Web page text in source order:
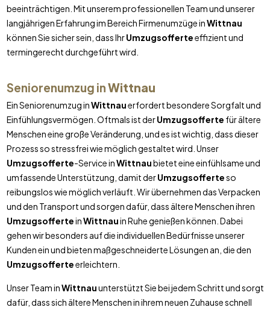
beeinträchtigen. Mit unserem professionellen Team und unserer
langjährigen Erfahrung im Bereich Firmenumzüge inWittnau
können Sie sicher sein, dass IhrUmzugsofferteeffizient und
termingerecht durchgeführt wird.
Seniorenumzug inWittnau
Ein Seniorenumzug inWittnauerfordert besondere Sorgfalt und
Einfühlungsvermögen. Oftmals ist derUmzugsofferte für ältere
Menschen eine große Veränderung, und es ist wichtig, dass dieser
Prozess so stressfrei wie möglich gestaltet wird. Unser
Umzugsofferte-Service inWittnaubietet eine einfühlsame und
umfassende Unterstützung, damit derUmzugsofferteso
reibungslos wie möglich verläuft. Wir übernehmen das Verpacken
und den Transport und sorgen dafür, dass ältere Menschen ihren
UmzugsofferteinWittnauin Ruhe genießen können. Dabei
gehen wir besonders auf die individuellen Bedürfnisse unserer
Kunden ein und bieten maßgeschneiderte Lösungen an, die den
Umzugsofferteerleichtern.
Unser Team inWittnauunterstützt Sie bei jedem Schritt und sorgt
dafür, dass sich ältere Menschen in ihrem neuen Zuhause schnell